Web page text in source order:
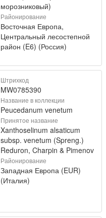
морозниковый)
Районирование
Восточная Европа,
Центральный лесостепной
район (E6) (Россия)
Штрихкод
MW0785390
Название в коллекции
Peucedanum venetum
Принятое название
Xanthoselinum alsaticum
subsp. venetum (Spreng.)
Reduron, Charpin & Pimenov
Районирование
Западная Европа (EUR)
(Италия)